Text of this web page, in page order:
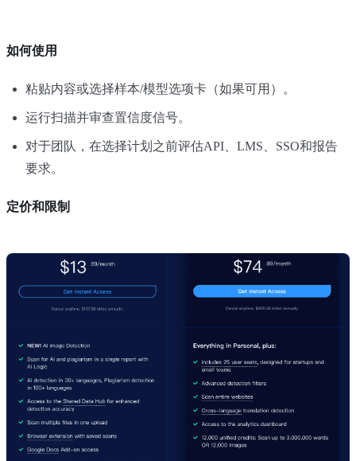
如何使用
粘贴内容或选择样本/模型选项卡（如果可用）。
运行扫描并审查置信度信号。
对于团队，在选择计划之前评估API、LMS、SSO和报告
要求。
定价和限制